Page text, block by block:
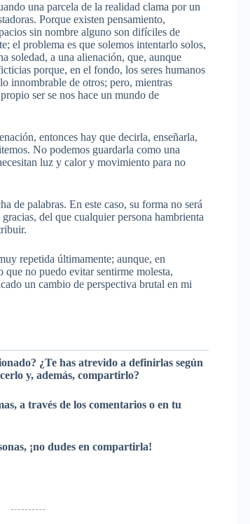
una parcela de la realidad clama por un
Porque existen pensamiento,
sin nombre alguno son difíciles de
el problema es que solemos intentarlo solos,
soledad, a una alienación, que, aunque
porque, en el fondo, los seres humanos
innombrable de otros; pero, mientras
ser se nos hace un mundo de
entonces hay que decirla, enseñarla,
No podemos guardarla como una
luz y calor y movimiento para no
de palabras. En este caso, su forma no será
del que cualquier persona hambrienta
repetida últimamente; aunque, en
no puedo evitar sentirme molesta,
un cambio de perspectiva brutal en mi
¿Te has atrevido a definirlas según
y, además, compartirlo?
a través de los comentarios o en tu
¡no dudes en compartirla!